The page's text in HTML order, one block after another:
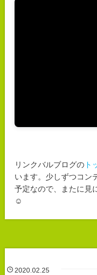
リンクバルブログの ト
います。少しずつコン
予定なので、またに見
☺
2020.02.25